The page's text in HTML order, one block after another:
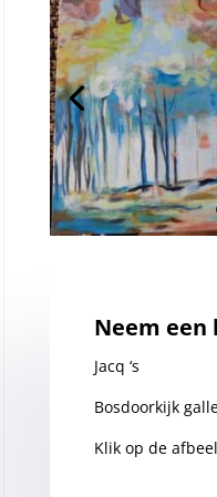
Neem een
Jacq ‘s
Bosdoorkijk
Klik op de